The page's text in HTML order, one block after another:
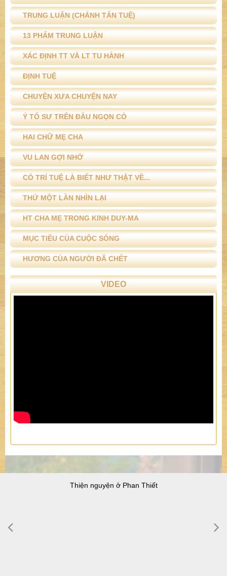
TRUNG LUẬN (CHÁNH TẤN TUỆ)
13 PHẨM TRUNG LUẬN
XÁC ĐỊNH TT VÀ LT TU HÀNH
ĐỊNH TUỆ
CHUYỆN XƯA CHUYỆN NAY
Ý TỔ SƯ TRÊN ĐẦU NGỌN CỎ
HAI CHỮ MẸ CHA
VU LAN GỢI NHỚ
CÓ TRÍ TUỆ LÀ BIẾT NHƯ THẬT VỀ...
THỬ MỘT LẦN NHÌN LẠI
HT CHA MẸ TRONG KINH DUY-MA
MỤC TIÊU CỦA CUỘC SỐNG
HƯƠNG CỦA NGƯỜI ĐÃ CHẾT
VIDEO
Thiện nguyện ở Phan Thiết